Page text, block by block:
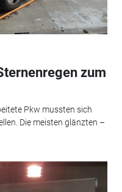
zum
Pkw mussten sich
Die meisten glänzten –